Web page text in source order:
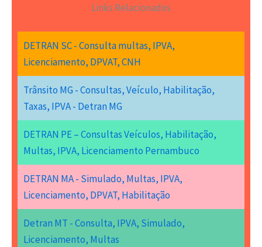
Links Relacionados
DETRAN SC - Consulta multas, IPVA,
Licenciamento, DPVAT, CNH
Trânsito MG - Consultas, Veículo, Habilitação,
Taxas, IPVA - Detran MG
DETRAN PE – Consultas Veículos, Habilitação,
Multas, IPVA, Licenciamento Pernambuco
DETRAN MA - Simulado, Multas, IPVA,
Licenciamento, DPVAT, Habilitação
Detran MT - Consulta, IPVA, Simulado,
Licenciamento, Multas